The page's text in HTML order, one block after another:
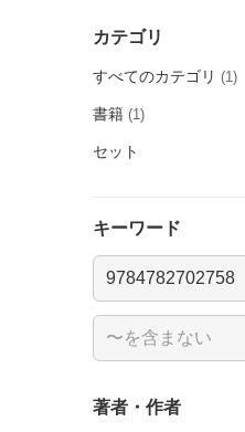
カテゴリ
すべてのカテゴリ (1)
書籍 (1)
セット
キーワード
著者・作者